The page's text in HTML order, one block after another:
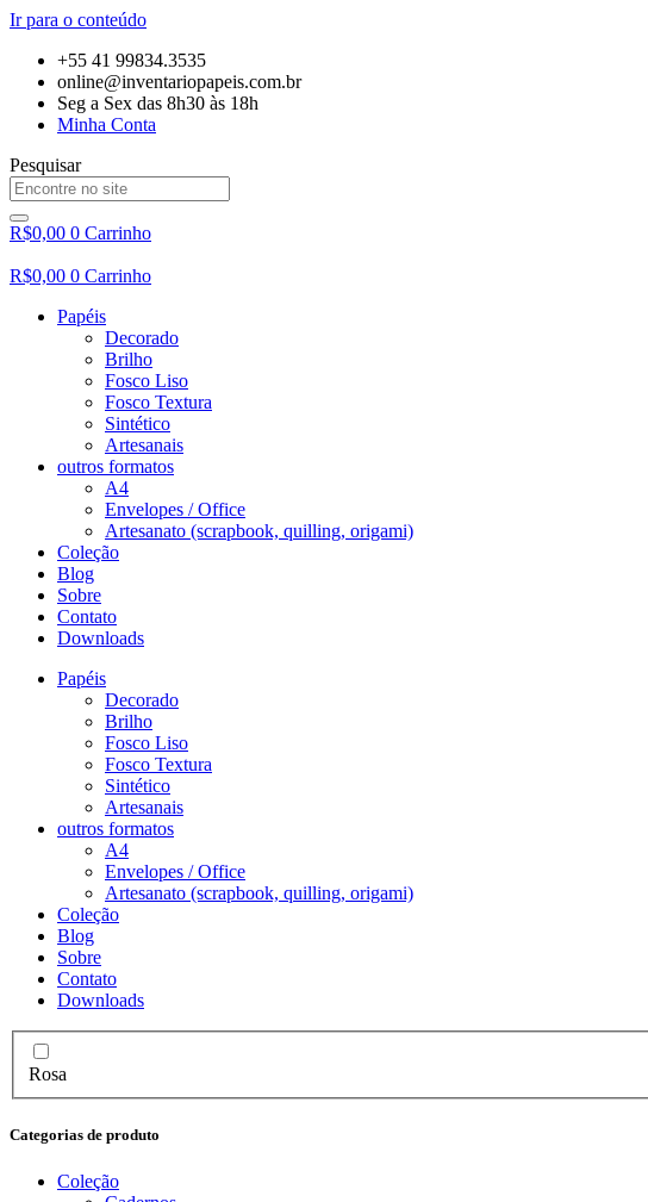
Ir para o conteúdo
+55 41 99834.3535
online@inventariopapeis.com.br
Seg a Sex das 8h30 às 18h
Minha Conta
Pesquisar
R$0,00 0 Carrinho
R$0,00 0 Carrinho
Papéis
Decorado
Brilho
Fosco Liso
Fosco Textura
Sintético
Artesanais
outros formatos
A4
Envelopes / Office
Artesanato (scrapbook, quilling, origami)
Coleção
Blog
Sobre
Contato
Downloads
Papéis
Decorado
Brilho
Fosco Liso
Fosco Textura
Sintético
Artesanais
outros formatos
A4
Envelopes / Office
Artesanato (scrapbook, quilling, origami)
Coleção
Blog
Sobre
Contato
Downloads
Rosa
Categorias de produto
Coleção